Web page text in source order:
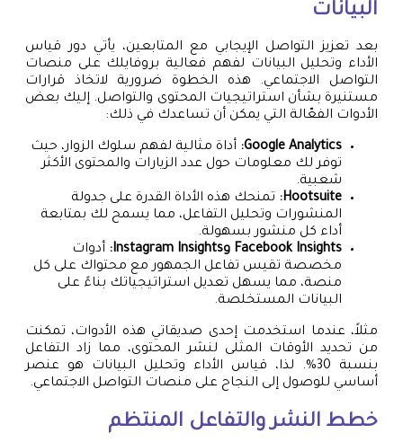
البيانات
بعد تعزيز التواصل الإيجابي مع المتابعين، يأتي دور قياس
الأداء وتحليل البيانات لفهم فعالية بروفايلك على منصات
التواصل الاجتماعي. هذه الخطوة ضرورية لاتخاذ قرارات
مستنيرة بشأن استراتيجيات المحتوى والتواصل. إليك بعض
الأدوات الفعّالة التي يمكن أن تساعدك في ذلك:
Google Analytics: أداة مثالية لفهم سلوك الزوار، حيث
توفر لك معلومات حول عدد الزيارات والمحتوى الأكثر
شعبية.
Hootsuite:
تمنحك هذه الأداة القدرة على جدولة
المنشورات وتحليل التفاعل، مما يسمح لك بمتابعة
أداء كل منشور بسهولة.
Facebook Insights وInstagram Insights:
أدوات
مخصصة تقيس تفاعل الجمهور مع محتواك على كل
منصة، مما يسهل تعديل استراتيجياتك بناءً على
البيانات المستخلصة.
مثلاً، عندما استخدمت إحدى صديقاتي هذه الأدوات، تمكنت
من تحديد الأوقات المثلى لنشر المحتوى، مما زاد التفاعل
بنسبة 30%. لذا، قياس الأداء وتحليل البيانات هو عنصر
أساسي للوصول إلى النجاح على منصات التواصل الاجتماعي.
خطط النشر والتفاعل المنتظم